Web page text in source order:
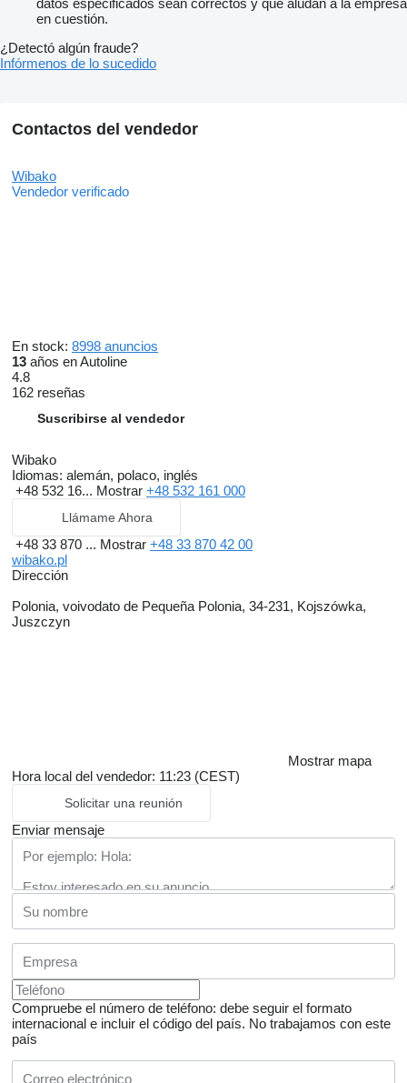
datos especificados sean correctos y que aludan a la empresa
en cuestión.
¿Detectó algún fraude?
Infórmenos de lo sucedido
Contactos del vendedor
Wibako
Vendedor verificado
En stock: 8998 anuncios
13 años en Autoline
4.8
162 reseñas
Suscribirse al vendedor
Wibako
Idiomas: alemán, polaco, inglés
+48 532 16... Mostrar +48 532 161 000
Llámame Ahora
+48 33 870 ... Mostrar +48 33 870 42 00
wibako.pl
Dirección
Polonia, voivodato de Pequeña Polonia, 34-231, Kojszówka,
Juszczyn
Mostrar mapa
Hora local del vendedor: 11:23 (CEST)
Solicitar una reunión
Enviar mensaje
Compruebe el número de teléfono: debe seguir el formato
internacional e incluir el código del país. No trabajamos con este
país